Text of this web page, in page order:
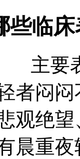
些临
要表
者闷
观绝
晨重